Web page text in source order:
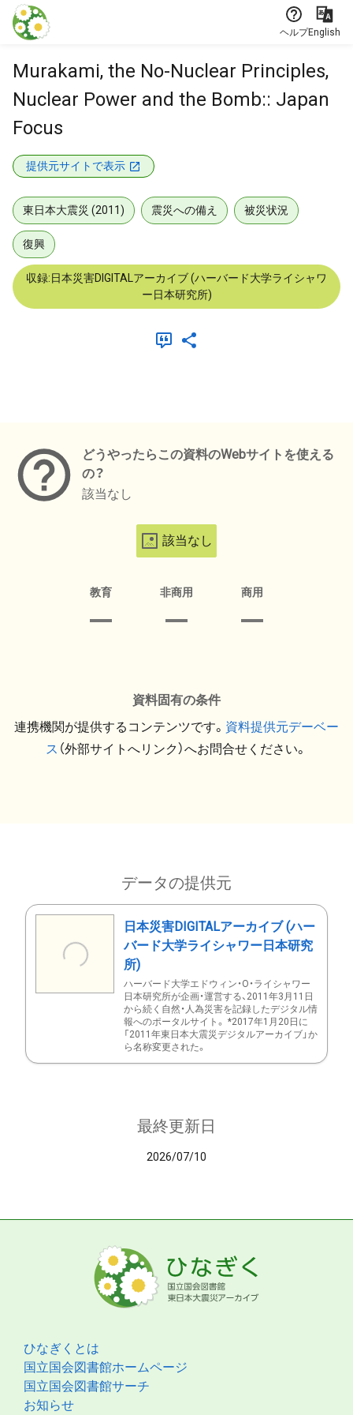
本文に飛ぶ
ヘルプEnglish
Murakami, the No-Nuclear Principles,
Nuclear Power and the Bomb:: Japan
Focus
提供元サイトで表示
東日本大震災 (2011) 震災への備え 被災状況
復興
収録:日本災害DIGITALアーカイブ (ハーバード大学ライシャワ
ー日本研究所)
どうやったらこの資料のWebサイトを使える
の？
該当なし
該当なし
教育 非商用 商用
資料固有の条件
連携機関が提供するコンテンツです。 資料提供元デーベー
ス （外部サイトへリンク）へお問合せください。
データの提供元
日本災害DIGITALアーカイブ (ハー
バード大学ライシャワー日本研究
所)
ハーバード大学エドウィン・O・ライシャワー
日本研究所が企画・運営する、2011年3月11日
から続く自然・人為災害を記録したデジタル情
報へのポータルサイト。 *2017年1月20日に
「2011年東日本大震災デジタルアーカイブ」か
ら名称変更された。
最終更新日
2026/07/10
ひなぎくとは
国立国会図書館ホームページ
国立国会図書館サーチ
お知らせ